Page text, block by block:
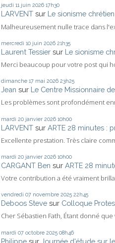
jeudi 11 juin 2026 17h30
LARVENT sur Le sionisme
Malheureusement nulle trace dans
mercredi 10 juin 2026 21h35
Laurent Tessier sur Le sionisme
Merci beaucoup pour votre post qui
dimanche 17 mai 2026 23h25
Jean sur Le Centre Missionnaire de
Les problèmes sont profondément
mardi 20 janvier 2026 10h00
LARVENT sur ARTE 28 minutes :
Excellente prestation. Très claire
mardi 20 janvier 2026 10h00
CARGANT Ben sur ARTE 28
Votre contribution a été vraiment
vendredi 07 novembre 2025 22h45
Deboos Steve sur Colloque
Cher Sébastien Fath, Étant donné que
mardi 07 octobre 2025 08h46
Philippe sur Journée d'étude sur